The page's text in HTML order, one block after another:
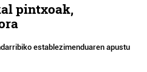
pintxoak,
establezimenduaren apustu